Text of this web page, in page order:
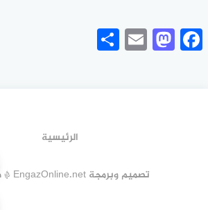
Facebook
Mastodon
Email
الرئيسية
تصميم وبرمجة EngazOnline.net * هوم سيرفر